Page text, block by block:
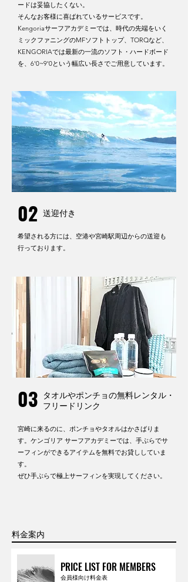
ードは妥協したくない。
そんなお客様に喜ばれているサービスです。
Kengoriaサーフアカデミーでは、時代の先端をいく
ミックファニングのMFソフトトップ、TORQなど、
KENGORIAでは最新の一流のソフト・ハードボード
を、6'0~9'0という幅広い長さでご用意しています。
02 送迎付き
希望される方には、空港や宮崎駅周辺からの送迎も
行っております。
03
タオルやポンチョの無料レンタル・
フリードリンク
宮崎に来るのに、ポンチョやタオルはかさばりま
す。ケンゴリア サーフアカデミーでは、手ぶらでサ
ーフィンができるアイテムを無料でお貸ししていま
す。
ぜひ手ぶらで極上サーフィンを実現してください。
料金案内
PRICE LIST FOR MEMBERS
会員様向け料金表